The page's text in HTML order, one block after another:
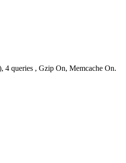
4 queries , Gzip On, Memcache On.